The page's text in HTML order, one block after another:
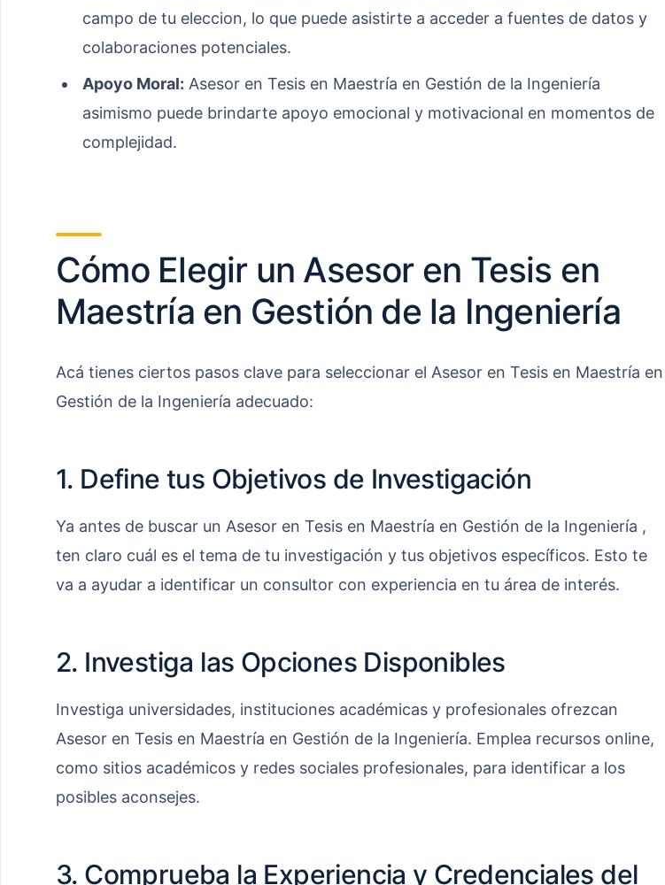
campo de tu eleccion, lo que puede asistirte a acceder a fuentes de datos y
colaboraciones potenciales.
Apoyo Moral: Asesor en Tesis en Maestría en Gestión de la Ingeniería
asimismo puede brindarte apoyo emocional y motivacional en momentos de
complejidad.
Cómo Elegir un Asesor en Tesis en
Maestría en Gestión de la Ingeniería
Acá tienes ciertos pasos clave para seleccionar el Asesor en Tesis en Maestría en
Gestión de la Ingeniería adecuado:
1. Define tus Objetivos de Investigación
Ya antes de buscar un Asesor en Tesis en Maestría en Gestión de la Ingeniería ,
ten claro cuál es el tema de tu investigación y tus objetivos específicos. Esto te
va a ayudar a identificar un consultor con experiencia en tu área de interés.
2. Investiga las Opciones Disponibles
Investiga universidades, instituciones académicas y profesionales ofrezcan
Asesor en Tesis en Maestría en Gestión de la Ingeniería. Emplea recursos online,
como sitios académicos y redes sociales profesionales, para identificar a los
posibles aconsejes.
3. Comprueba la Experiencia y Credenciales del